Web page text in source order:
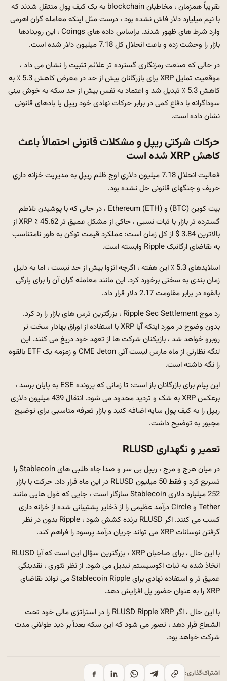
تقریباً همزمان ، مخاطبان blockchain به یک کیف پول منتقل شدند که
با نیم میلیارد دلار فاش نشده بود ، درست مثل اینکه معامله گران اهرمی
وارد شرط های ظهور شدند. براساس داده های Coings ، این رویدادها
بازار را وحشت زده و باعث انحلال کل 7.18 میلیون دلار شده است.
در حالی که صنعت رمزنگاری گسترده تر علائم تثبیت را نشان می داد ،
موقعیت تمایل XRP برای بازرگانان بیش از حد در معرض کاهش 5.3 ٪ به
کاهش 5.3 ٪ تبدیل شد و اعتماد به نفس بیش از حد سکه به خوش بینی
سوداگرانه با دفاع کمی در برابر حرکات نهادی خود ریپل یا بادهای قانونی
نشان داده است.
حرکات شرکتی ریپل و مشکلات قانونی احتمالاً باعث
کاهش XRP شده است
فعالیت انحلال 7.18 میلیون دلاری اوج ظلم ریپل به مدیریت خزانه داری
حریف و جنگهای قانونی حل نشده بود.
بیت کوین (BTC) و Ethereum (ETH) ، در حالی که با پوشیدن تلاطم
گسترده تر بازار با ثبات نسبی ، حاکی از مشکل عمیق تر 45.62 ٪ XRP از
بالاترین 3.84 $ از کل زمان است: عملکرد قیمت توکن به طور نامتناسب
به تقاضای ارگانیک Ripple وابسته است.
اسلایدهای 5.3 ٪ این هفته ، اگرچه انزوا بیش از حد نیست ، اما به دلیل
زمان بندی به سختی برخورد کرد. این مانند معامله گران آن را برای پارگی
بالقوه در برابر مقاومت 2.17 دلار قرار داد.
رد موج Ripple Sec Settlement ، بزرگترین ترس های بازار را رد کرد.
بدون وضوح در مورد اینکه آیا XRP با استفاده از اوراق بهادار سخت تر
روبرو خواهد شد ، بازیکنان شرکت ها از تعهد خود دریغ می کنند. این
لنگه نظارتی از ماه مارس لیست آتی CME Jeton و زمزمه یک ETF بالقوه
را نگه داشته است.
این پیام برای بازرگانان باز است: تا زمانی که پرونده ESE به پایان برسد ،
برعکس XRP به شک و تردید محدود می شود. انتقال 439 میلیون دلاری
ریپل را به کیف پول سایه اضافه کنید و بازار تعرفه مناسبی برای توضیح
مجبور به توضیح داشت.
تعمیر و نگهداری RLUSD
در میان هرج و مرج ، ریپل بی سر و صدا جاه طلبی های Stablecoin را
تسریع کرد و فقط 50 میلیون RLUSD در این ماه قرار داد. حرکت با بازار
252 میلیارد دلاری Stablecoin سازگار است ، جایی که غول هایی مانند
Tether و Circle درآمد عظیمی را از ذخایر پشتیبانی شده از خزانه داری
کسب می کنند. اگر RLUSD برنده کشش شود ، Ripple بدون در نظر
گرفتن نوسانات XRP می تواند جریان درآمد پرسود را فراهم کند.
با این حال ، برای صاحبان XRP ، بزرگترین سؤال این است که آیا RLUSD
اتخاذ شده به ثبات اکوسیستم تبدیل می شود. از نظر تئوری ، نقدینگی
عمیق تر و استفاده نهادی برای Stablecoin Ripple می تواند تقاضای
XRP را به عنوان حضور پل افزایش دهد.
با این حال ، اگر RLUSD Ripple XRP را در استراتژی مالی خود تحت
الشعاع قرار دهد ، تصور می شود که این سکه بعداً بر دید طولانی مدت
شرکت خواهد بود.
اشتراک‌گذاری: